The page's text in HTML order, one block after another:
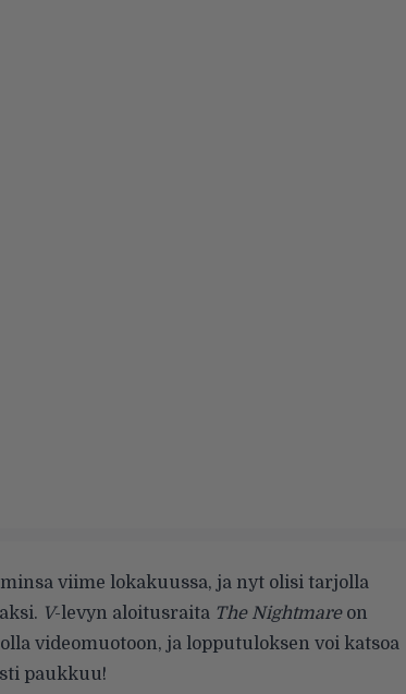
viime lokakuussa, ja nyt olisi tarjolla
V-levyn aloitusraita The Nightmareon
videomuotoon, ja lopputuloksen voi katsoa
paukkuu!